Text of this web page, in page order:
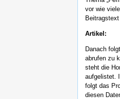
vor wie
Artikel:
Danach
abrufen zu
steht die
aufgelistet.
folgt das
diesen